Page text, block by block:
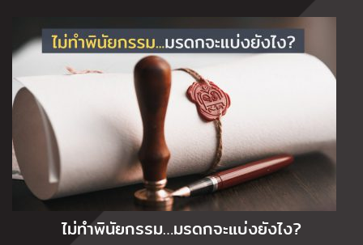
ไม่ทำพินัยกรรม…มรดกจะแบ่งยังไง?